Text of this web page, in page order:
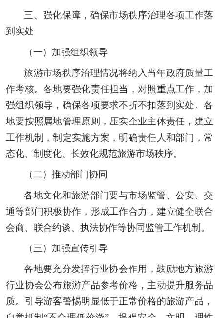
三、强化保障，确保市场秩序治理各项工作落
到实处
（一）加强组织领导
旅游市场秩序治理情况将纳入当年政府质量工
作考核。各地要强化责任担当，对照重点工作，加
强组织领导，确保各项要求不折不扣落到实处。各
地要按照属地管理原则，压实企业主体责任，建立
工作机制，制定实施方案，明确责任人和部门，常
态化、制度化、长效化规范旅游市场秩序。
（二）推动部门协同
各地文化和旅游部门要与市场监管、公安、交
通等部门积极协作，形成工作合力，建立健全联合
会商、联合约谈、执法协作等协同监管工作机制。
（三）加强宣传引导
各地要充分发挥行业协会作用，鼓励地方旅游
行业协会公布旅游产品参考价格，主动提升服务品
质。引导游客警惕明显低于正常价格的旅游产品，